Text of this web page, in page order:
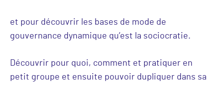
et pour découvrir les bases de mode de
gouvernance dynamique qu’est la sociocratie.
Découvrir pour quoi, comment et pratiquer en
petit groupe et ensuite pouvoir dupliquer dans sa